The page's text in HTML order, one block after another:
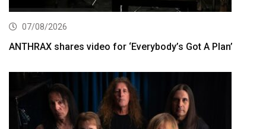
07/08/2026
ANTHRAX shares video for ‘Everybody’s Got A Plan’